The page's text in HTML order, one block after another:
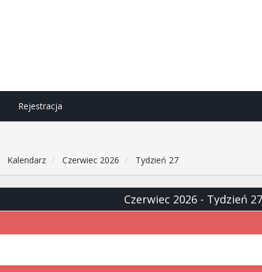
Rejestracja
Kalendarz Czerwiec 2026 Tydzień 27
Czerwiec 2026- Tydzień 27